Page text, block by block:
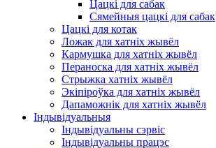
Цацкі для сабак
Сямейныя цацкі для сабак
Цацкі для котак
Ложак для хатніх жывёл
Кармушка для хатніх жывёл
Пераноска для хатніх жывёл
Стрыжка хатніх жывёл
Экіпіроўка для хатніх жывёл
Дапаможнік для хатніх жывёл
Індывідуальныя
Індывідуальны сэрвіс
Індывідуальны працэс